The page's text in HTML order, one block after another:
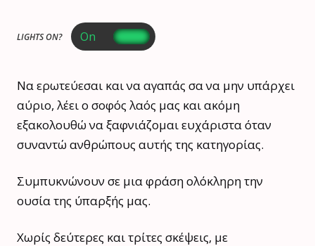
LIGHTS ON?
Να ερωτεύεσαι και να αγαπάς σα να μην υπάρχει
αύριο, λέει ο σοφός λαός μας και ακόμη
εξακολουθώ να ξαφνιάζομαι ευχάριστα όταν
συναντώ ανθρώπους αυτής της κατηγορίας.
Συμπυκνώνουν σε μια φράση ολόκληρη την
ουσία της ύπαρξής μας.
Χωρίς δεύτερες και τρίτες σκέψεις, με